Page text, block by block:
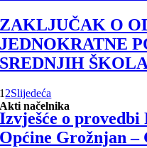
ZAKLJUČAK O
JEDNOKRATNE
SREDNJIH
1 2Slijedeća
Akti načelnika
Izvješće o provedbi
Općine Grožnjan –